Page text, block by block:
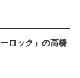
ロック」の高橋